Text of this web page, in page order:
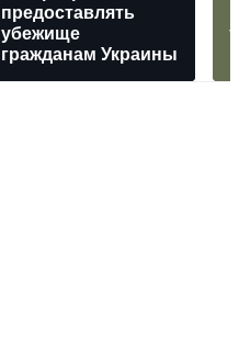
предоставлять
убежище
гражданам Украины